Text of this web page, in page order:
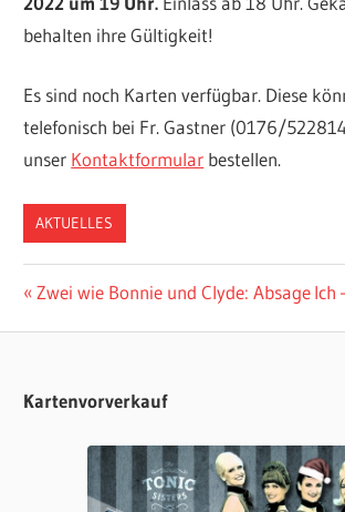
behalten ihre Gültigkeit!
Es sind noch Karten verfügbar. Diese
telefonisch bei Fr. Gastner (0176/
unser Kontaktformular bestellen.
AKTUELLES
Beitragsnavigation
Vorheriger
Zwei wie Bonnie und Clyde: AbsageIch
Kartenvorverkauf